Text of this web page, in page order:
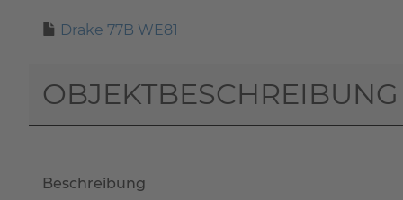
Drake 77B WE81
OBJEKTBESCHREIBUNG
Beschreibung